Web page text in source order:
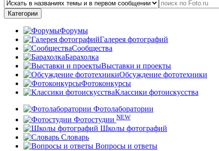
Категории
Форумы
Галерея фотографий
Сообщества
Барахолка
Выставки и проекты
Обсуждение фототехники
Фотоконкурсы
Классики фотоискусства
Фотолаборатории
Фотостудии NEW
Школы фотографий
Словарь
Вопросы и ответы